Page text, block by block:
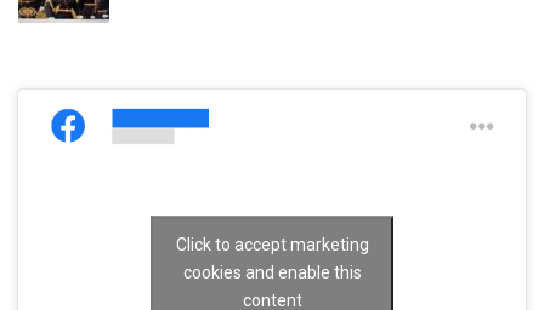
Click to accept marketing
cookies and enable this
content